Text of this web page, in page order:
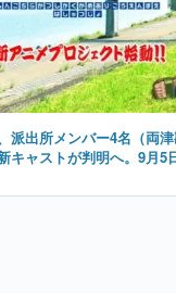
派出所メンバー4名（両
キャストが判明へ。9月5